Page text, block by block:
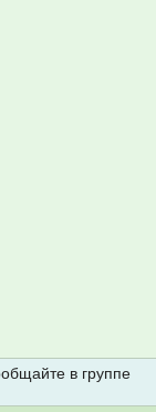
в группе